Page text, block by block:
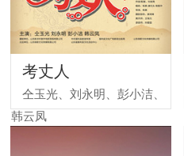
考丈人
仝玉光、刘永明、彭小洁、
韩云凤